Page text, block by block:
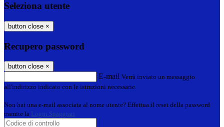
Seleziona utente
button close ×
Recupero password
button close ×
E-mail Verrà inviato un messaggio
all'indirizzo indicato con le istruzioni necessarie.
Non hai una e-mail associata al nome utente? Effettua il reset della password
tramite la Login Spaggiari